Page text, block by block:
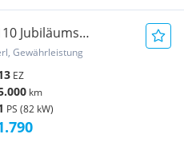
Jubiläums
Gewährleistung
EZ
km
PS (82 kW)